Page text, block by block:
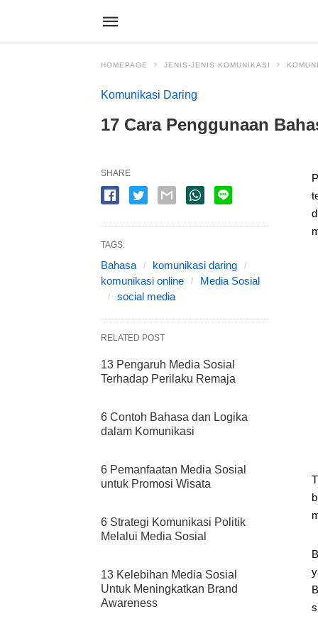
HOMEPAGE JENIS-JENIS KOMUNIKASI
Komunikasi Daring
17 Cara Penggunaan
SHARE
TAGS:
Bahasa
komunikasi daring
komunikasi online
Media Sosial
social media
RELATED POST
13 Pengaruh Media Sosial
Terhadap Perilaku Remaja
6 Contoh Bahasa dan Logika
dalam Komunikasi
6 Pemanfaatan Media Sosial
untuk Promosi Wisata
6 Strategi Komunikasi Politik
Melalui Media Sosial
13 Kelebihan Media Sosial
Untuk Meningkatkan Brand
Awareness